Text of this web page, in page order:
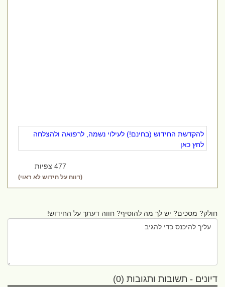
להקדשת החידוש (בחינם!) לעילוי נשמה, לרפואה ולהצלחה
לחץ כאן
477 צפיות
(דווח על חידוש לא ראוי)
חולק? מסכים? יש לך מה להוסיף? חווה דעתך על החידוש!
דיונים - תשובות ותגובות (0)